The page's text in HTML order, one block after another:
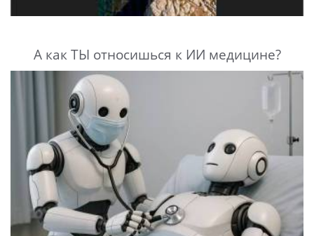
А как ТЫ относишься к ИИ медицине?